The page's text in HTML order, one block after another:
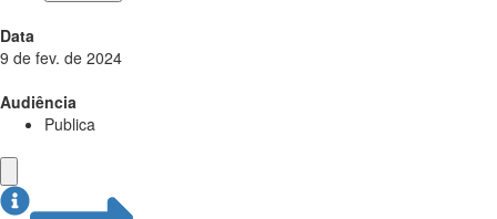
Data
9 de fev. de 2024
Audiência
Publica